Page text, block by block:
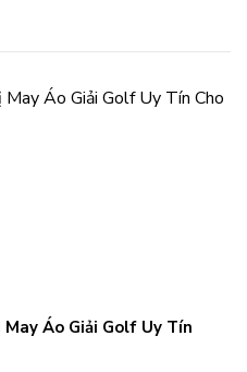
Áo Giải Golf Uy Tín